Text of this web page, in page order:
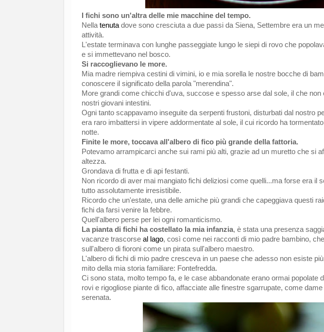
I fichi sono un'altra delle mie macchine del tempo.
Nella tenuta dove sono cresciuta a due passi da Siena, Settembre era un
attività.
L'estate terminava con lunghe passeggiate lungo le siepi di rovo che
e si immettevano nel bosco.
Si raccoglievano le more.
Mia madre riempiva cestini di vimini, io e mia sorella le nostre bocche di
conoscere il significato della parola "merendina".
More grandi come chicchi d'uva, succose e spesso arse dal sole, il che non
nostri giovani intestini.
Ogni tanto scappavamo inseguite da serpenti frustoni, disturbati dal nostro
era raro imbattersi in vipere addormentate al sole, il cui ricordo ha
notte.
Finite le more, toccava all'albero di fico più grande della fattoria.
Potevamo arrampicarci anche sui rami più alti, grazie ad un muretto che si
altezza.
Grondava di frutta e di api festanti.
Non ricordo di aver mai mangiato fichi deliziosi come quelli...ma forse era il
tutto assolutamente irresistibile.
Ricordo che un'estate, una delle amiche più grandi che capeggiava questi
fichi da farsi venire la febbre.
Quell'albero perse per lei ogni romanticismo.
La pianta di fichi ha costellato la mia infanzia, è stata una presenza
vacanze trascorse al lago, così come nei racconti di mio padre bambino,
sull'albero di fioroni come un pirata sull'albero maestro.
L'albero di fichi di mio padre cresceva in un paese che adesso non esiste
mito della mia storia familiare: Fontefredda.
Ci sono stata, molto tempo fa, e le case abbandonate erano ormai popolate
rovi e rigogliose piante di fico, affacciate alle finestre sgarrupate, come
serenata.